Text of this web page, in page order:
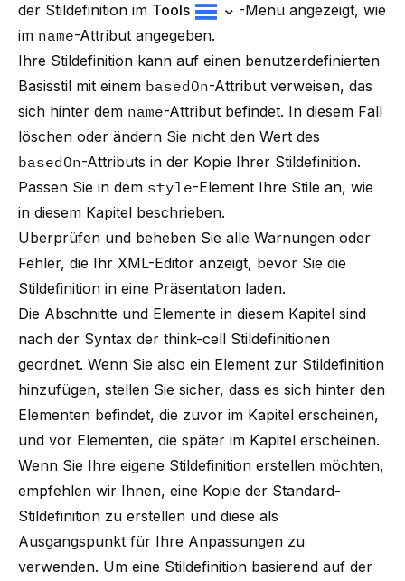
der Stildefinition im Tools
-Menü angezeigt, wie
im name-Attribut angegeben.
Ihre Stildefinition kann auf einen benutzerdefinierten
Basisstil mit einem basedOn-Attribut verweisen, das
sich hinter dem name-Attribut befindet. In diesem Fall
löschen oder ändern Sie nicht den Wert des
basedOn-Attributs in der Kopie Ihrer Stildefinition.
Passen Sie in dem style-Element Ihre Stile an, wie
in diesem Kapitel beschrieben.
Überprüfen und beheben Sie alle Warnungen oder
Fehler, die Ihr XML-Editor anzeigt, bevor Sie die
Stildefinition in eine Präsentation laden.
Die Abschnitte und Elemente in diesem Kapitel sind
nach der Syntax der think-cell Stildefinitionen
geordnet. Wenn Sie also ein Element zur Stildefinition
hinzufügen, stellen Sie sicher, dass es sich hinter den
Elementen befindet, die zuvor im Kapitel erscheinen,
und vor Elementen, die später im Kapitel erscheinen.
Wenn Sie Ihre eigene Stildefinition erstellen möchten,
empfehlen wir Ihnen, eine Kopie der Standard-
Stildefinition zu erstellen und diese als
Ausgangspunkt für Ihre Anpassungen zu
verwenden. Um eine Stildefinition basierend auf der